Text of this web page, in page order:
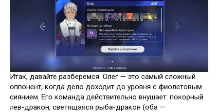
Итак, давайте разберемся. Олег — это самый сложный
оппонент, когда дело доходит до уровня с фиолетовым
сиянием. Его команда действительно внушает: покорный
лев-дракон, светящаяся рыба-дракон (оба —